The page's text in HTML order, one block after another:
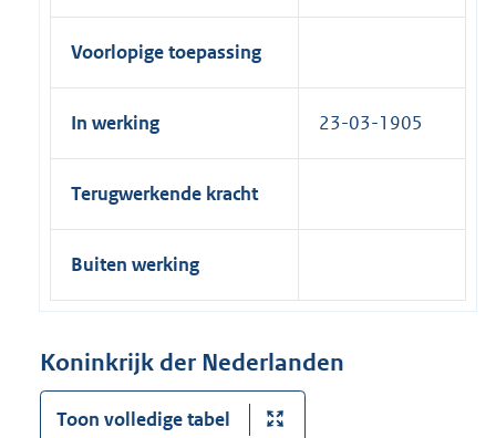
Voorlopige toepassing
In werking 23-03-1905
Terugwerkende kracht
Buiten werking
Koninkrijk der Nederlanden
Toon volledige tabel